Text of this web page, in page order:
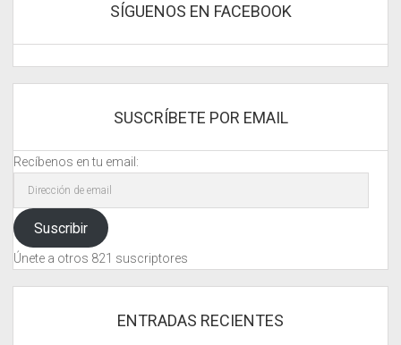
SÍGUENOS EN FACEBOOK
SUSCRÍBETE POR EMAIL
Recíbenos en tu email:
Dirección
emailSuscribir
Únete a otros 821 suscriptores
ENTRADAS RECIENTES